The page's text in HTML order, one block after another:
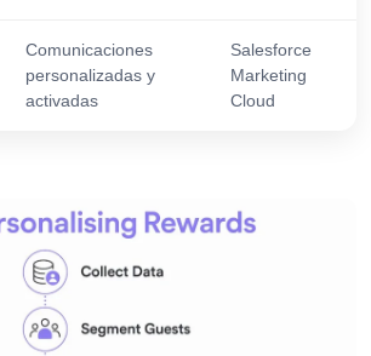
Comunicaciones
personalizadas y
activadas
Salesforce
Marketing
Cloud